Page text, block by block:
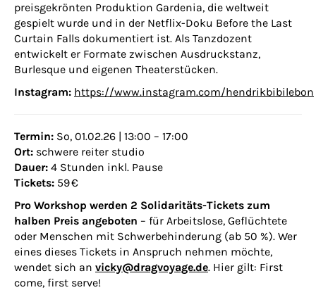
preisgekrönten Produktion Gardenia, die weltweit
gespielt wurde und in der Netflix-Doku Before the Last
Curtain Falls dokumentiert ist. Als Tanzdozent
entwickelt er Formate zwischen Ausdruckstanz,
Burlesque und eigenen Theaterstücken.
Instagram: https://www.instagram.com/hendrikbibilebon
Termin: So, 01.02.26 | 13:00 – 17:00
Ort: schwere reiter studio
Dauer: 4 Stunden inkl. Pause
Tickets: 59 €
Pro Workshop werden 2 Solidaritäts-Tickets zum
halben Preis angeboten – für Arbeitslose, Geflüchtete
oder Menschen mit Schwerbehinderung (ab 50 %). Wer
eines dieses Tickets in Anspruch nehmen möchte,
wendet sich an vicky@dragvoyage.de. Hier gilt: First
come, first serve!